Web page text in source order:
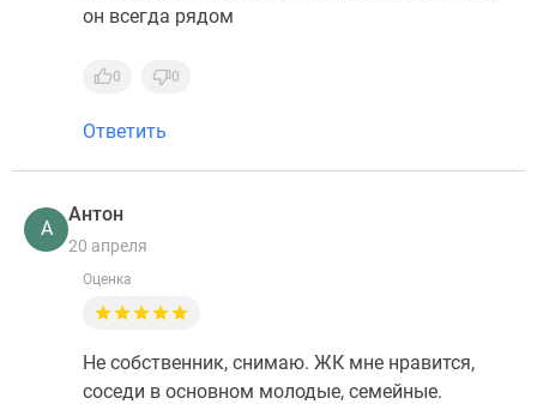
он всегда рядом
0 0
Ответить
А
Антон
20 апреля
Оценка
Не собственник, снимаю. ЖК мне нравится,
соседи в основном молодые, семейные.